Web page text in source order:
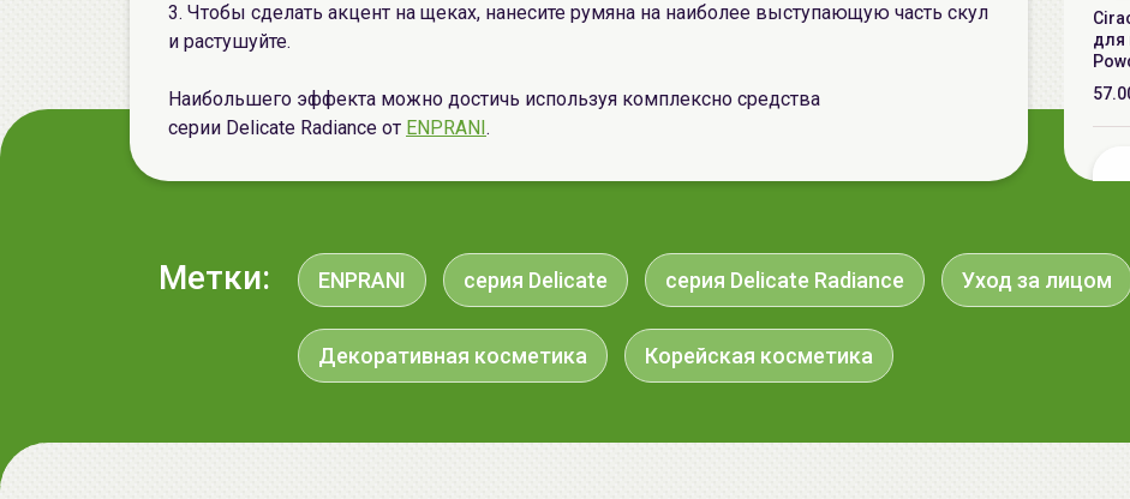
3. Чтобы сделать акцент на щеках, нанесите румяна на наиболее выступающую часть скул
и растушуйте.
Наибольшего эффекта можно достичь используя комплексно средства
серии Delicate Radiance от ENPRANI.
для
Метки: ENPRANI серия Delicate серия Delicate Radiance Уход за лицом
Декоративная косметика Корейская косметика